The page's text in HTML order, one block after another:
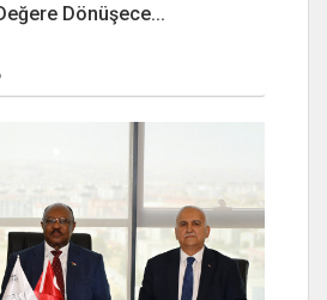
Dönüşece...